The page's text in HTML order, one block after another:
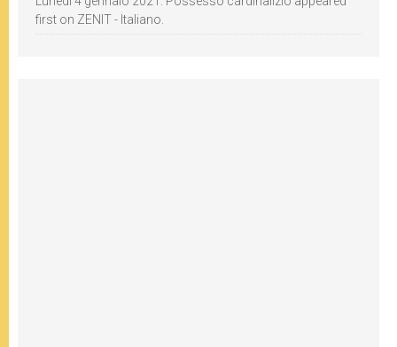
first on ZENIT - Italiano.